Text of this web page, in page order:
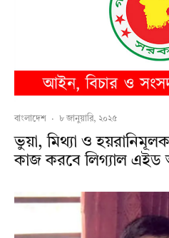
বাংলাদেশ · ৮ জানুয়ারি, ২০২৫
ভুয়া, মিথ্যা ও
কাজ করবে লিগ্যাল এইড